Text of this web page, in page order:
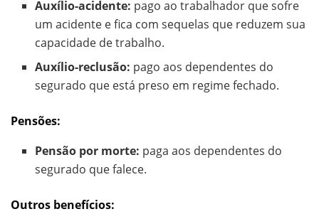
Auxílio-acidente: pago ao trabalhador que sofre
um acidente e fica com sequelas que reduzem sua
capacidade de trabalho.
Auxílio-reclusão: pago aos dependentes do
segurado que está preso em regime fechado.
Pensões:
Pensão por morte: paga aos dependentes do
segurado que falece.
Outros benefícios: